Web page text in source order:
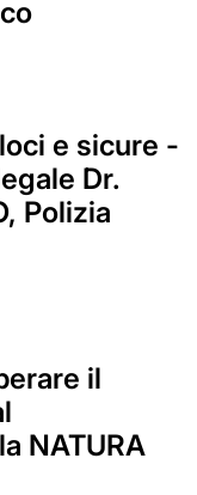
e sicure -
Dr.
Polizia
il
NATURA